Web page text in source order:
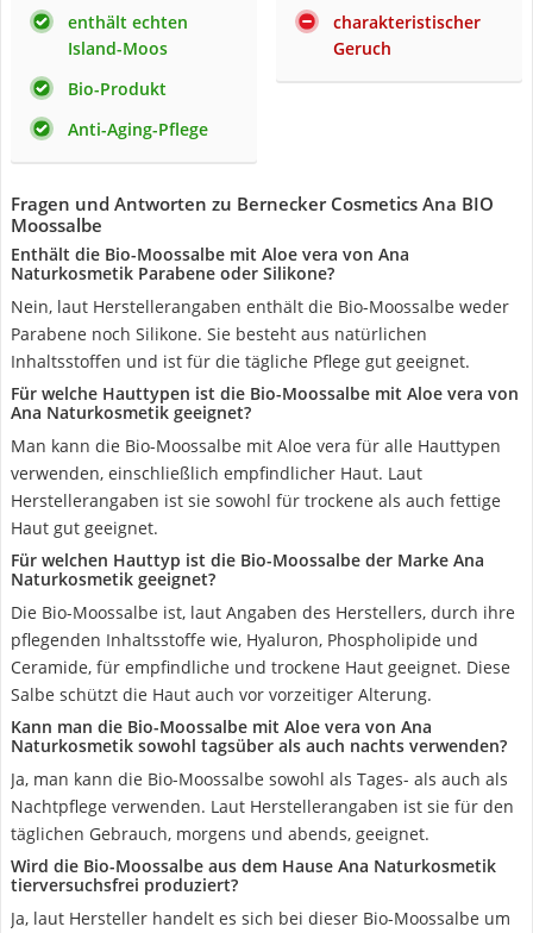
enthält echten
Island-Moos
Bio-Produkt
Anti-Aging-Pflege
charakteristischer
Geruch
Fragen und Antworten zu ‎Bernecker Cosmetics Ana BIO
Moossalbe
Enthält die Bio-Moossalbe mit Aloe vera von Ana
Naturkosmetik Parabene oder Silikone?
Nein, laut Herstellerangaben enthält die Bio-Moossalbe weder
Parabene noch Silikone. Sie besteht aus natürlichen
Inhaltsstoffen und ist für die tägliche Pflege gut geeignet.
Für welche Hauttypen ist die Bio-Moossalbe mit Aloe vera von
Ana Naturkosmetik geeignet?
Man kann die Bio-Moossalbe mit Aloe vera für alle Hauttypen
verwenden, einschließlich empfindlicher Haut. Laut
Herstellerangaben ist sie sowohl für trockene als auch fettige
Haut gut geeignet.
Für welchen Hauttyp ist die Bio-Moossalbe der Marke Ana
Naturkosmetik geeignet?
Die Bio-Moossalbe ist, laut Angaben des Herstellers, durch ihre
pflegenden Inhaltsstoffe wie, Hyaluron, Phospholipide und
Ceramide, für empfindliche und trockene Haut geeignet. Diese
Salbe schützt die Haut auch vor vorzeitiger Alterung.
Kann man die Bio-Moossalbe mit Aloe vera von Ana
Naturkosmetik sowohl tagsüber als auch nachts verwenden?
Ja, man kann die Bio-Moossalbe sowohl als Tages- als auch als
Nachtpflege verwenden. Laut Herstellerangaben ist sie für den
täglichen Gebrauch, morgens und abends, geeignet.
Wird die Bio-Moossalbe aus dem Hause Ana Naturkosmetik
tierversuchsfrei produziert?
Ja, laut Hersteller handelt es sich bei dieser Bio-Moossalbe um